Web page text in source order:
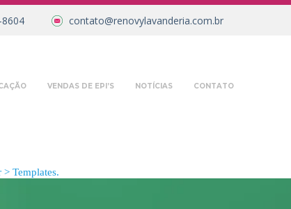
contato@renovylavanderia.com.br
VENDAS DE EPI’S NOTÍCIAS CONTATO
Templates.